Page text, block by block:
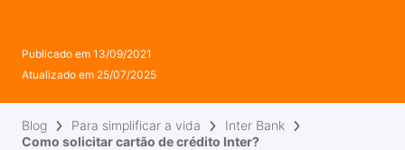
Publicado em 13/09/2021
Atualizado em 25/07/2025
Blog Para simplificar a vida
Inter Bank
Como solicitar cartão de crédito Inter?